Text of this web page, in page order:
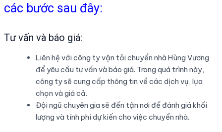
các bước sau đây:
Tư vấn và báo giá:
Liên hệ với công ty vận tải chuyển nhà Hùng Vương
để yêu cầu tư vấn và báo giá. Trong quá trình này,
công ty sẽ cung cấp thông tin về các dịch vụ, lựa
chọn và giá cả.
Đội ngũ chuyên gia sẽ đến tận nơi để đánh giá khối
lượng và tính phí dự kiến cho việc chuyển nhà.